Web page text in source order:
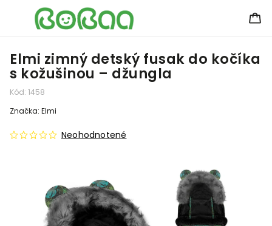
Elmi zimný detský fusak do kočíka
s kožušinou – džungla
Kód: 1458
Neohodnotené
Značka: Elmi